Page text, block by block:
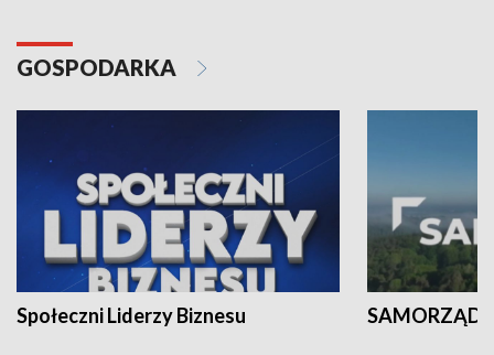
GOSPODARKA
Społeczni Liderzy Biznesu SAMORZĄD